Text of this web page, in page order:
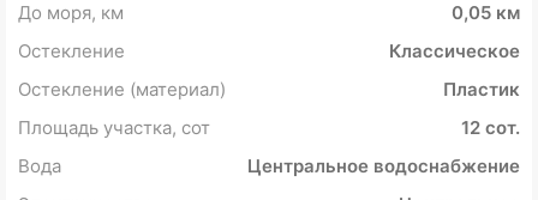
До моря, км
0,05 км
Остекление
Классическое
Остекление (материал)
Пластик
Площадь участка, сот
12 сот.
Вода
Центральное водоснабжение